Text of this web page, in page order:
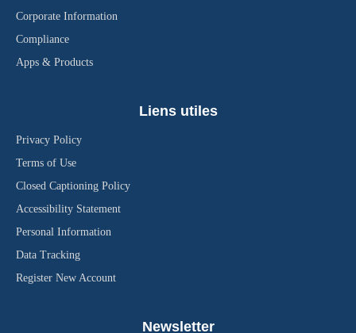
Corporate Information
Compliance
Apps & Products
Liens utiles
Privacy Policy
Terms of Use
Closed Captioning Policy
Accessibility Statement
Personal Information
Data Tracking
Register New Account
Newsletter